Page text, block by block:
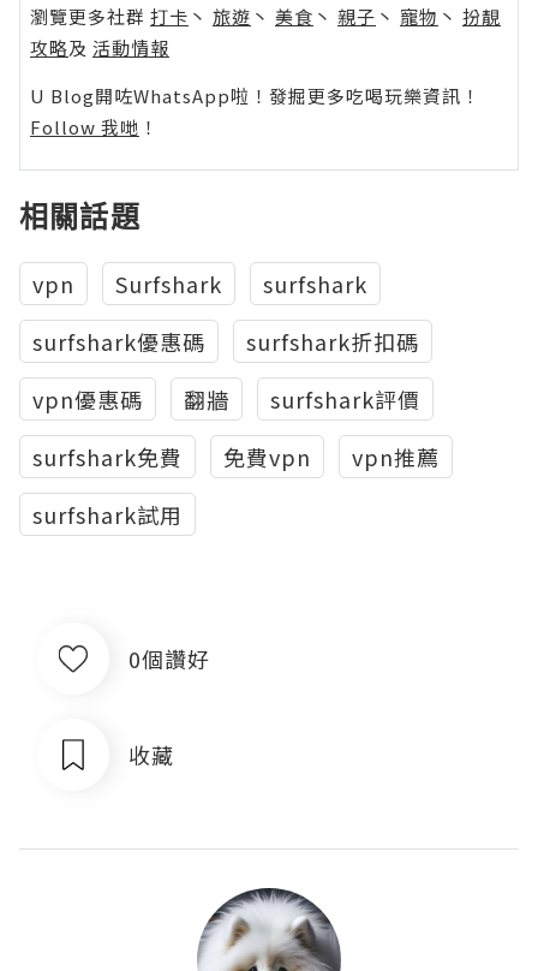
瀏覽更多社群 打卡 丶 旅遊 丶 美食 丶 親子 丶 寵物 丶 扮靚
攻略及 活動情報
U Blog開咗WhatsApp啦！發掘更多吃喝玩樂資訊！
Follow 我哋 ！
相關話題
vpn Surfshark
surfshark
surfshark優惠碼
surfshark折扣碼
vpn優惠碼
翻牆
surfshark評價
surfshark免費
免費vpn
vpn推薦
surfshark試用
0個讚好
收藏